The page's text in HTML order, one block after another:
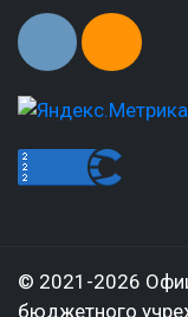
© 2021-2026
бюджетного